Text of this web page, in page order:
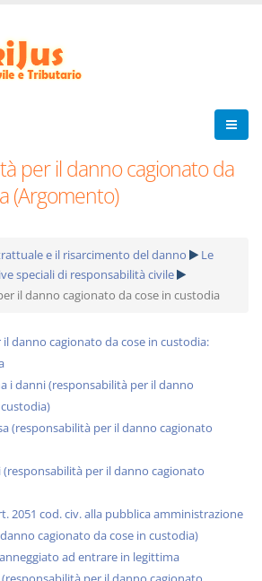
per il danno cagionato da
(Argomento)
e il risarcimento del danno
Le
speciali di responsabilità civile
il danno cagionato da cose in custodia
danno cagionato da cose in custodia:
i danni (responsabilità per il danno
(responsabilità per il danno cagionato
per il danno cagionato
2051 cod. civ. alla pubblica amministrazione
cagionato da cose in custodia)
ad entrare in legittima